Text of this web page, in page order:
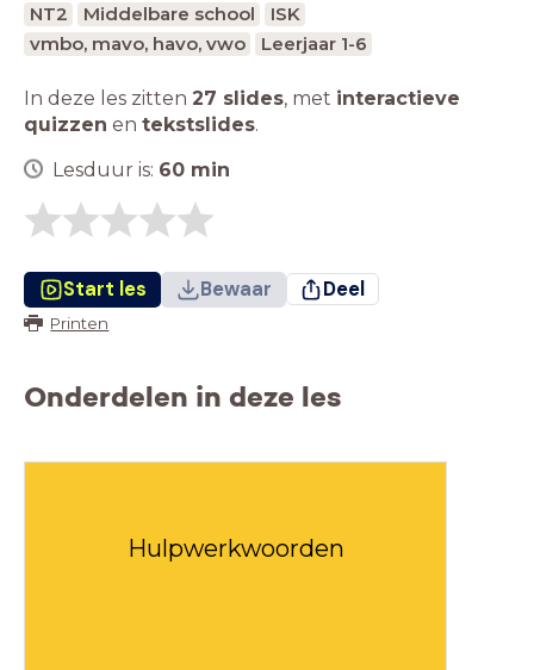
NT2 Middelbare school
ISK
vmbo, mavo, havo, vwo
Leerjaar 1-6
In deze les zitten 27 slides, met interactieve
quizzen en tekstslides.
Lesduur is: 60 min
Start les Bewaar Deel
Printen
Onderdelen in deze les
Hulpwerkwoorden